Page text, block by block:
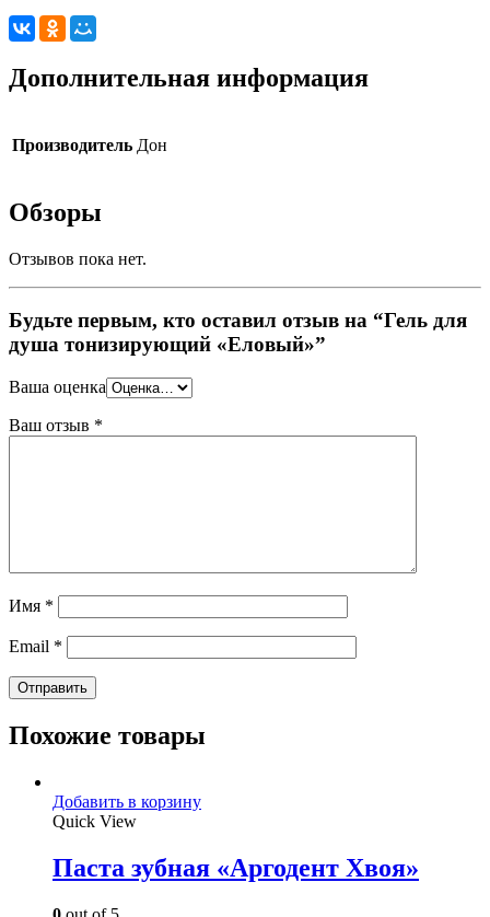
Дополнительная информация
Производитель Дон
Обзоры
Отзывов пока нет.
Будьте первым, кто оставил отзыв на “Гель для
душа тонизирующий «Еловый»”
Ваша оценка
Ваш отзыв *
Имя *
Email *
Похожие товары
Добавить в корзину
Quick View
Паста зубная «Аргодент Хвоя»